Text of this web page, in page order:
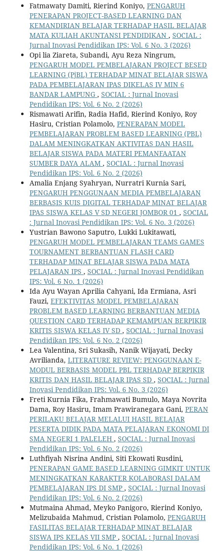
Fatmawaty Damiti, Rierind Koniyo, PENGARUH
PENERAPAN PROJECT-BASED LEARNING DAN
KEMANDIRIAN BELAJAR TERHADAP HASIL BELAJAR
MATA KULIAH AKUNTANSI PENDIDIKAN , SOCIAL :
Jurnal Inovasi Pendidikan IPS: Vol. 6 No. 3 (2026)
Opi lia Ziareta, Subandi, Ayu Reza Ningrum,
PENGARUH MODEL PEMBELAJARAN PROJECT BESED
LEARNING (PjBL) TERHADAP MINAT BELAJAR SISWA
PADA PEMBELAJARAN IPAS DIKELAS IV MIN 6
BANDAR LAMPUNG , SOCIAL : Jurnal Inovasi
Pendidikan IPS: Vol. 6 No. 2 (2026)
Rismawati Arifin, Radia Hafid, Rierind Koniyo, Roy
Hasiru, Cristian Polamolo, PENERAPAN MODEL
PEMBELAJARAN PROBLEM BASED LEARNING (PBL)
DALAM MENINGKATKAN AKTIVITAS DAN HASIL
BELAJAR SISWA PADA MATERI PEMANFAATAN
SUMBER DAYA ALAM , SOCIAL : Jurnal Inovasi
Pendidikan IPS: Vol. 6 No. 2 (2026)
Amalia Enjang Syahryan, Nurratri Kurnia Sari,
PENGARUH PENGGUNAAN MEDIA PEMBELAJARAN
BERBASIS KUIS DIGITAL TERHADAP MINAT BELAJAR
IPAS SISWA KELAS V SD NEGERI JOMBOR 01 , SOCIAL
: Jurnal Inovasi Pendidikan IPS: Vol. 6 No. 3 (2026)
Yustrian Bawono Saputro, Lukki Lukitawati,
PENGARUH MODEL PEMBELAJARAN TEAMS GAMES
TOURNAMENT BERBANTUAN FLASH CARD
TERHADAP MINAT BELAJAR SISWA PADA MATA
PELAJARAN IPS , SOCIAL : Jurnal Inovasi Pendidikan
IPS: Vol. 6 No. 1 (2026)
Ida Ayu Wayan Aprilia Cahyani, Ida Ermiana, Asri
Fauzi, EFEKTIVITAS MODEL PEMBELAJARAN
PROBLEM BASED LEARNING BERBANTUAN MEDIA
QUESTION CARD TERHADAP KEMAMPUAN BERPIKIR
KRITIS SISWA KELAS IV SD , SOCIAL : Jurnal Inovasi
Pendidikan IPS: Vol. 6 No. 2 (2026)
Lea Valentina, Sri Sukasih, Nanik Wijayati, Decky
Avrilianda, LITERATURE REVIEW: PENGGUNAAN E-
MODUL BERBASIS MODEL PBL TERHADAP BERPIKIR
KRITIS DAN HASIL BELAJAR IPAS SD , SOCIAL : Jurnal
Inovasi Pendidikan IPS: Vol. 6 No. 3 (2026)
Freti Kurnia Fika, Frahmawati Bumulo, Maya Novrita
Dama, Roy Hasiru, Imam Prawiranegara Gani, PERAN
PERILAKU BELAJAR MELALUI HASIL BELAJAR
PESERTA DIDIK PADA MATA PELAJARAN EKONOMI DI
SMA NEGERI 1 PALELEH , SOCIAL : Jurnal Inovasi
Pendidikan IPS: Vol. 6 No. 2 (2026)
Luthfiyah Nisrina Andini, Siti Ekowati Rusdini,
PENERAPAN GAME BASED LEARNING GIMKIT UNTUK
MENINGKATKAN KARAKTER KOLABORASI DALAM
PEMBELAJARAN IPS DI SMP , SOCIAL : Jurnal Inovasi
Pendidikan IPS: Vol. 6 No. 2 (2026)
Mutmaina Ahmad, Meyko Panigoro, Rierind Koniyo,
Melizubaida Mahmud, Cristian Polamolo, PENGARUH
FASILITAS BELAJAR TERHADAP MINAT BELAJAR
SISWA IPS KELAS VII SMP , SOCIAL : Jurnal Inovasi
Pendidikan IPS: Vol. 6 No. 1 (2026)